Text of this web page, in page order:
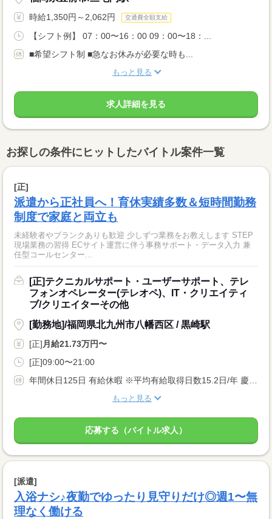
時給1,350円～2,062円 交通費全額支給
【シフト例】 07：00〜16：00 09：00〜18：...
■希望シフト制 ■急なお休みが必要な時も...
もっと見る
求人詳細を見る
お探しの条件にヒットしたバイトル案件一覧
[正]
派遣から正社員へ！育休実績多数＆短時間勤務
制度で家庭と両立も
未経験者やブランクありも歓迎 少しずつ業務をお教えします STEP
現場業務の習得 ECサイト運営に伴う事務サポート・データ入力 兼
任型コールセンター...
[正]テクニカルサポート・ユーザーサポート、テレ
フォンオペレーター(テレオペ)、IT・クリエイティ
ブ/クリエイターその他
[勤務地]/福岡県北九州市八幡西区 / 黒崎駅
[正] 月給21.73万円〜
[正]09:00〜21:00
もっと見る
応募する（バイトル求人）
[派遣]
入浴ナシ♪夜勤でゆったり見守りだけ◎週1〜無
理なく働ける